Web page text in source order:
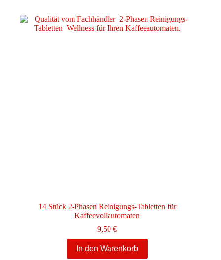
14 Stück 2-Phasen Reinigungs-Tabletten für
Kaffeevollautomaten
9,50€
In den Warenkorb